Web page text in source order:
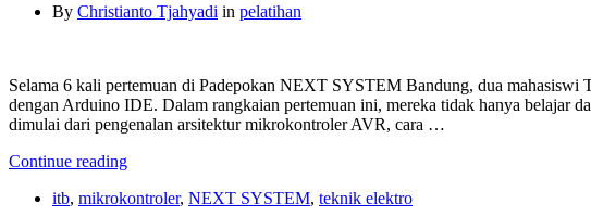
By Christianto Tjahyadi in pelatihan
Selama 6 kali pertemuan di Padepokan NEXT SYSTEM Bandung, dua
dengan Arduino IDE. Dalam rangkaian pertemuan ini, mereka tidak hanya belajar
dimulai dari pengenalan arsitektur mikrokontroler AVR, cara …
Continue reading
itb, mikrokontroler, NEXT SYSTEM, teknik elektro